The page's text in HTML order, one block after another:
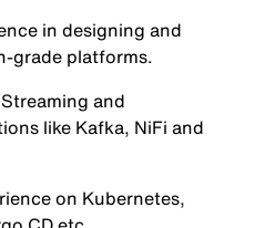
in designing and
grade platforms.
and
like Kafka, NiFi and
on Kubernetes,